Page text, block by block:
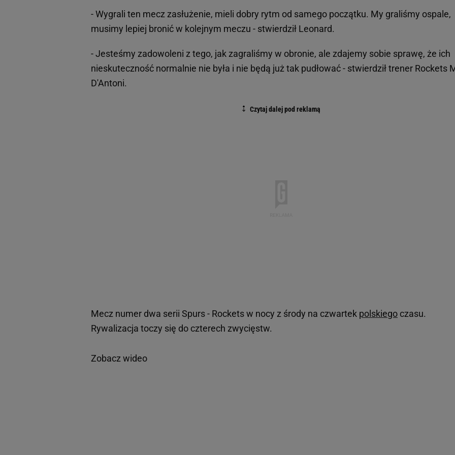
- Wygrali ten mecz zasłużenie, mieli dobry rytm od samego początku. My graliśmy ospale,
musimy lepiej bronić w kolejnym meczu - stwierdził Leonard.
- Jesteśmy zadowoleni z tego, jak zagraliśmy w obronie, ale zdajemy sobie sprawę, że ich
nieskuteczność normalnie nie była i nie będą już tak pudłować - stwierdził trener Rockets
D'Antoni.
Mecz numer dwa serii Spurs - Rockets w nocy z środy na czwartek polskiego czasu.
Rywalizacja toczy się do czterech zwycięstw.
Zobacz wideo